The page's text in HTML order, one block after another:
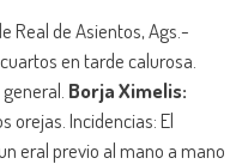
Real de Asientos, Ags.-
en tarde calurosa.
Borja Ximelis:
orejas. Incidencias: El
eral previo al mano a mano